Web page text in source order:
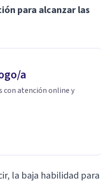
para alcanzar las
a
con atención online y
la baja habilidad para